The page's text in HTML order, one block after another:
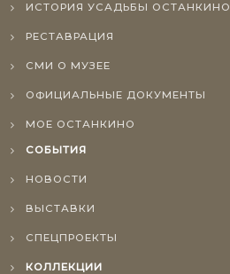
ИСТОРИЯ УСАДЬБЫ ОСТАНКИНО
РЕСТАВРАЦИЯ
СМИ О МУЗЕЕ
ОФИЦИАЛЬНЫЕ ДОКУМЕНТЫ
МОЕ ОСТАНКИНО
СОБЫТИЯ
НОВОСТИ
ВЫСТАВКИ
СПЕЦПРОЕКТЫ
КОЛЛЕКЦИИ